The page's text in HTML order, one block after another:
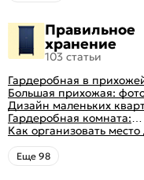
Правильное
хранение
103 статьи
Гардеробная в
виды, фото в интерьере,
идеи дизайна
Большая прихожая:
функциональным
распределением дизайна
Дизайн маленьких
10 идей для дизайна
интерьера с фото
Гардеробная комната:
дизайн, планировка,
по обустройству,
распространенные
Как организовать место
хранения на балконе
Eще 98